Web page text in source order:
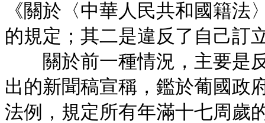
《關於〈中華人民共和國籍
的規定；其二是違反了自己訂
關於前一種情況，主要是反
出的新聞稿宣稱，鑑於葡國政
法例，規定所有年滿十七周歲